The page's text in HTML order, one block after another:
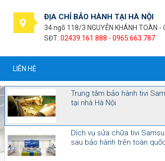
ĐỊA CHỈ BẢO HÀNH TẠI HÀ NỘI
34 ngõ 118/3 NGUYỄN KHÁNH TOÀN -
SĐT: 02439.161.888 - 0965.663.787
LIÊN HỆ
Trung tâm bảo hành tivi
tại nhà Hà Nội
Dịch vụ sửa chữa tivi
sau bảo hành trên toàn